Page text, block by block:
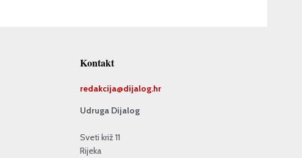
Kontakt
redakcija@dijalog.hr
Udruga Dijalog
Sveti križ 11
Rijeka